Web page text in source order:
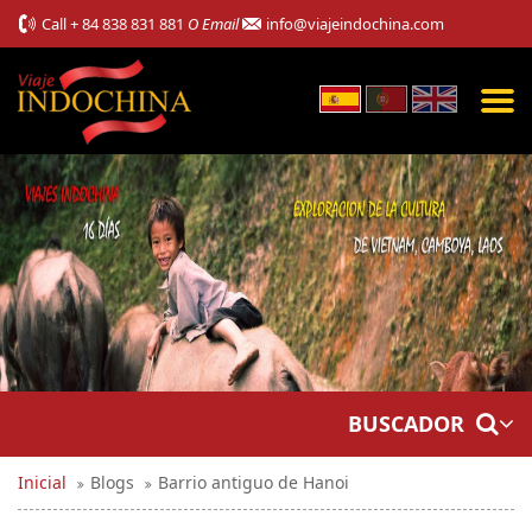
Call+ 84 838 831 881 O Email info@viajeindochina.com
BUSCADOR
Inicial Blogs Barrio antiguo de Hanoi